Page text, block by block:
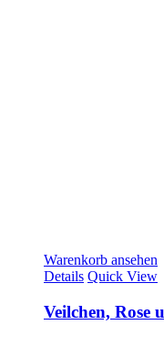
Warenkorb ansehen
Details Quick View
Veilchen, Rose